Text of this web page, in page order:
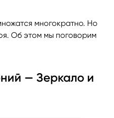
многократно. Но
Об этом мы поговорим
— Зеркало и